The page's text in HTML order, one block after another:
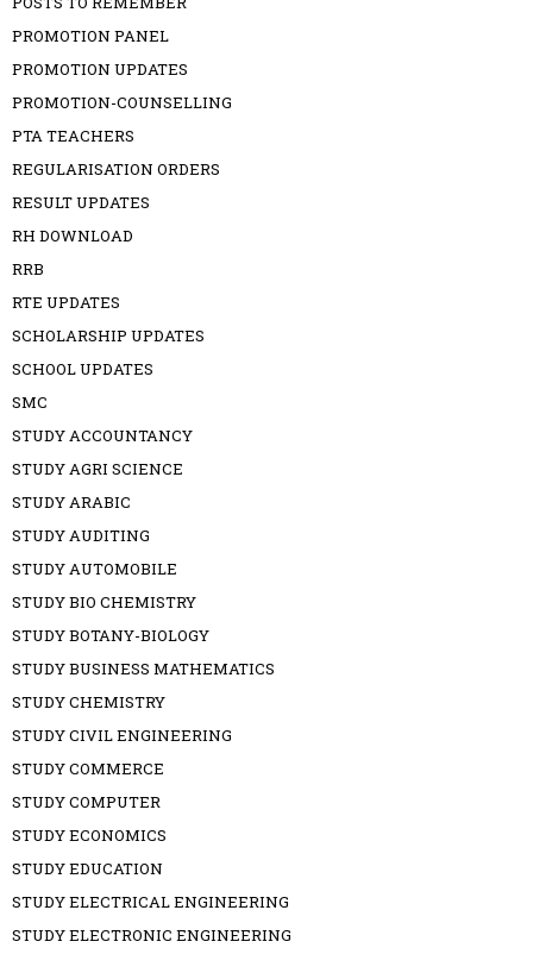
PROMOTION PANEL
PROMOTION UPDATES
PROMOTION-COUNSELLING
PTA TEACHERS
REGULARISATION ORDERS
RESULT UPDATES
RH DOWNLOAD
RRB
RTE UPDATES
SCHOLARSHIP UPDATES
SCHOOL UPDATES
SMC
STUDY ACCOUNTANCY
STUDY AGRI SCIENCE
STUDY ARABIC
STUDY AUDITING
STUDY AUTOMOBILE
STUDY BIO CHEMISTRY
STUDY BOTANY-BIOLOGY
STUDY BUSINESS MATHEMATICS
STUDY CHEMISTRY
STUDY CIVIL ENGINEERING
STUDY COMMERCE
STUDY COMPUTER
STUDY ECONOMICS
STUDY EDUCATION
STUDY ELECTRICAL ENGINEERING
STUDY ELECTRONIC ENGINEERING